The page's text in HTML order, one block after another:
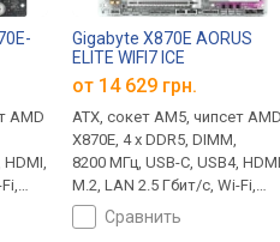
AMD
HDMI,
Gigabyte X870E AORUS
ELITE WIFI7 ICE
от 14 629 грн.
ATX, сокет AM5, чипсет AMD
X870E, 4 x DDR5, DIMM,
8200 МГц, USB-C, USB4,
M.2, LAN 2.5 Гбит/с, Wi-Fi,
охлаждение M.2, без
подсветки, White Edition
сравнить